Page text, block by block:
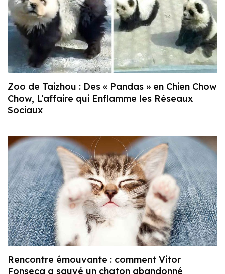
Zoo de Taizhou : Des « Pandas » en Chien Chow
Chow, L’affaire qui Enflamme les Réseaux
Sociaux
Rencontre émouvante : comment Vitor
Fonseca a sauvé un chaton abandonné